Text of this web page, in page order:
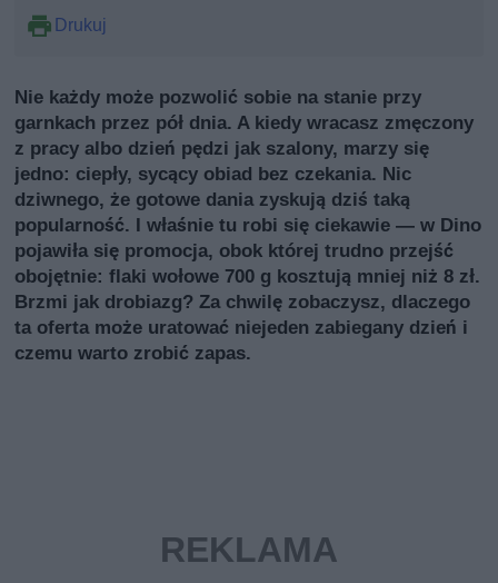
Drukuj
Nie każdy może pozwolić sobie na stanie przy
garnkach przez pół dnia. A kiedy wracasz zmęczony
z pracy albo dzień pędzi jak szalony, marzy się
jedno: ciepły, sycący obiad bez czekania. Nic
dziwnego, że gotowe dania zyskują dziś taką
popularność. I właśnie tu robi się ciekawie — w Dino
pojawiła się promocja, obok której trudno przejść
obojętnie: flaki wołowe 700 g kosztują mniej niż 8 zł.
Brzmi jak drobiazg? Za chwilę zobaczysz, dlaczego
ta oferta może uratować niejeden zabiegany dzień i
czemu warto zrobić zapas.